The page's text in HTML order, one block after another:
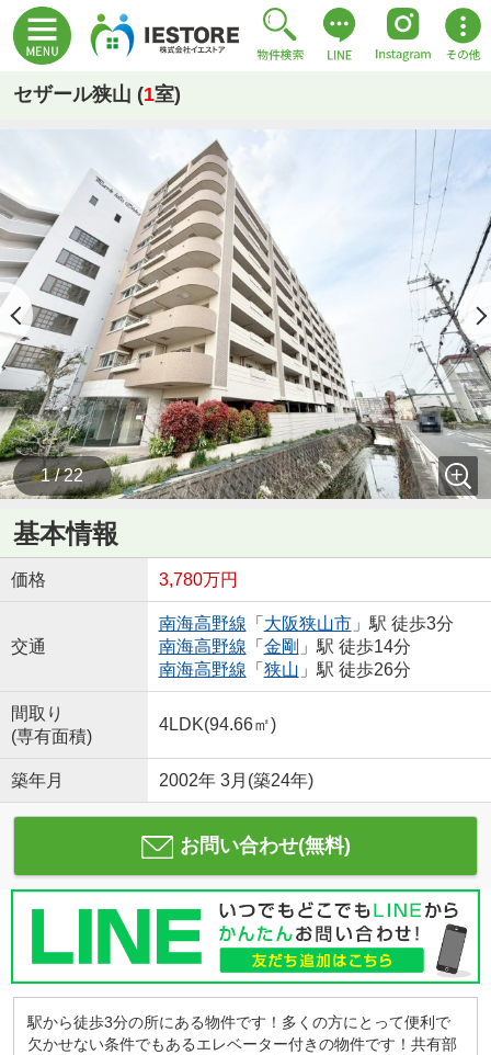
セザール狭山 (1室)
1 / 22
基本情報
価格 3,780万円
交通
南海高野線 「 大阪狭山市」駅 徒歩3分
南海高野線 「 金剛 」駅 徒歩14分
南海高野線 「 狭山 」駅 徒歩26分
間取り
(専有面積)
4LDK(94.66㎡)
築年月 2002年 3月(築24年)
お問い合わせ(無料)
駅から徒歩3分の所にある物件です！多くの方にとって便利で
欠かせない条件でもあるエレベーター付きの物件です！共有部